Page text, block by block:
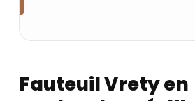
Fauteuil Vrety en